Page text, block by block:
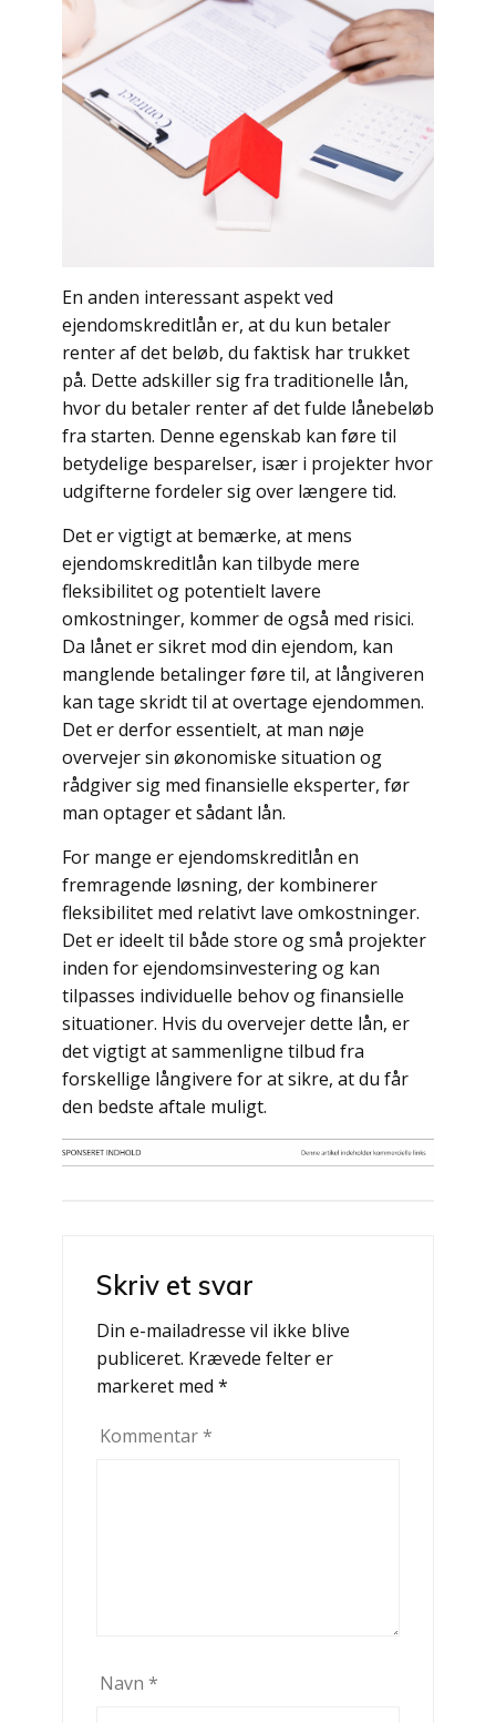
En anden interessant aspekt ved
ejendomskreditlån er, at du kun betaler
renter af det beløb, du faktisk har trukket
på. Dette adskiller sig fra traditionelle lån,
hvor du betaler renter af det fulde lånebeløb
fra starten. Denne egenskab kan føre til
betydelige besparelser, især i projekter hvor
udgifterne fordeler sig over længere tid.
Det er vigtigt at bemærke, at mens
ejendomskreditlån kan tilbyde mere
fleksibilitet og potentielt lavere
omkostninger, kommer de også med risici.
Da lånet er sikret mod din ejendom, kan
manglende betalinger føre til, at långiveren
kan tage skridt til at overtage ejendommen.
Det er derfor essentielt, at man nøje
overvejer sin økonomiske situation og
rådgiver sig med finansielle eksperter, før
man optager et sådant lån.
For mange er ejendomskreditlån en
fremragende løsning, der kombinerer
fleksibilitet med relativt lave omkostninger.
Det er ideelt til både store og små projekter
inden for ejendomsinvestering og kan
tilpasses individuelle behov og finansielle
situationer. Hvis du overvejer dette lån, er
det vigtigt at sammenligne tilbud fra
forskellige långivere for at sikre, at du får
den bedste aftale muligt.
Skriv et svar
Din e-mailadresse vil ikke blive
publiceret. Krævede felter er
markeret med *
Kommentar*
Navn *